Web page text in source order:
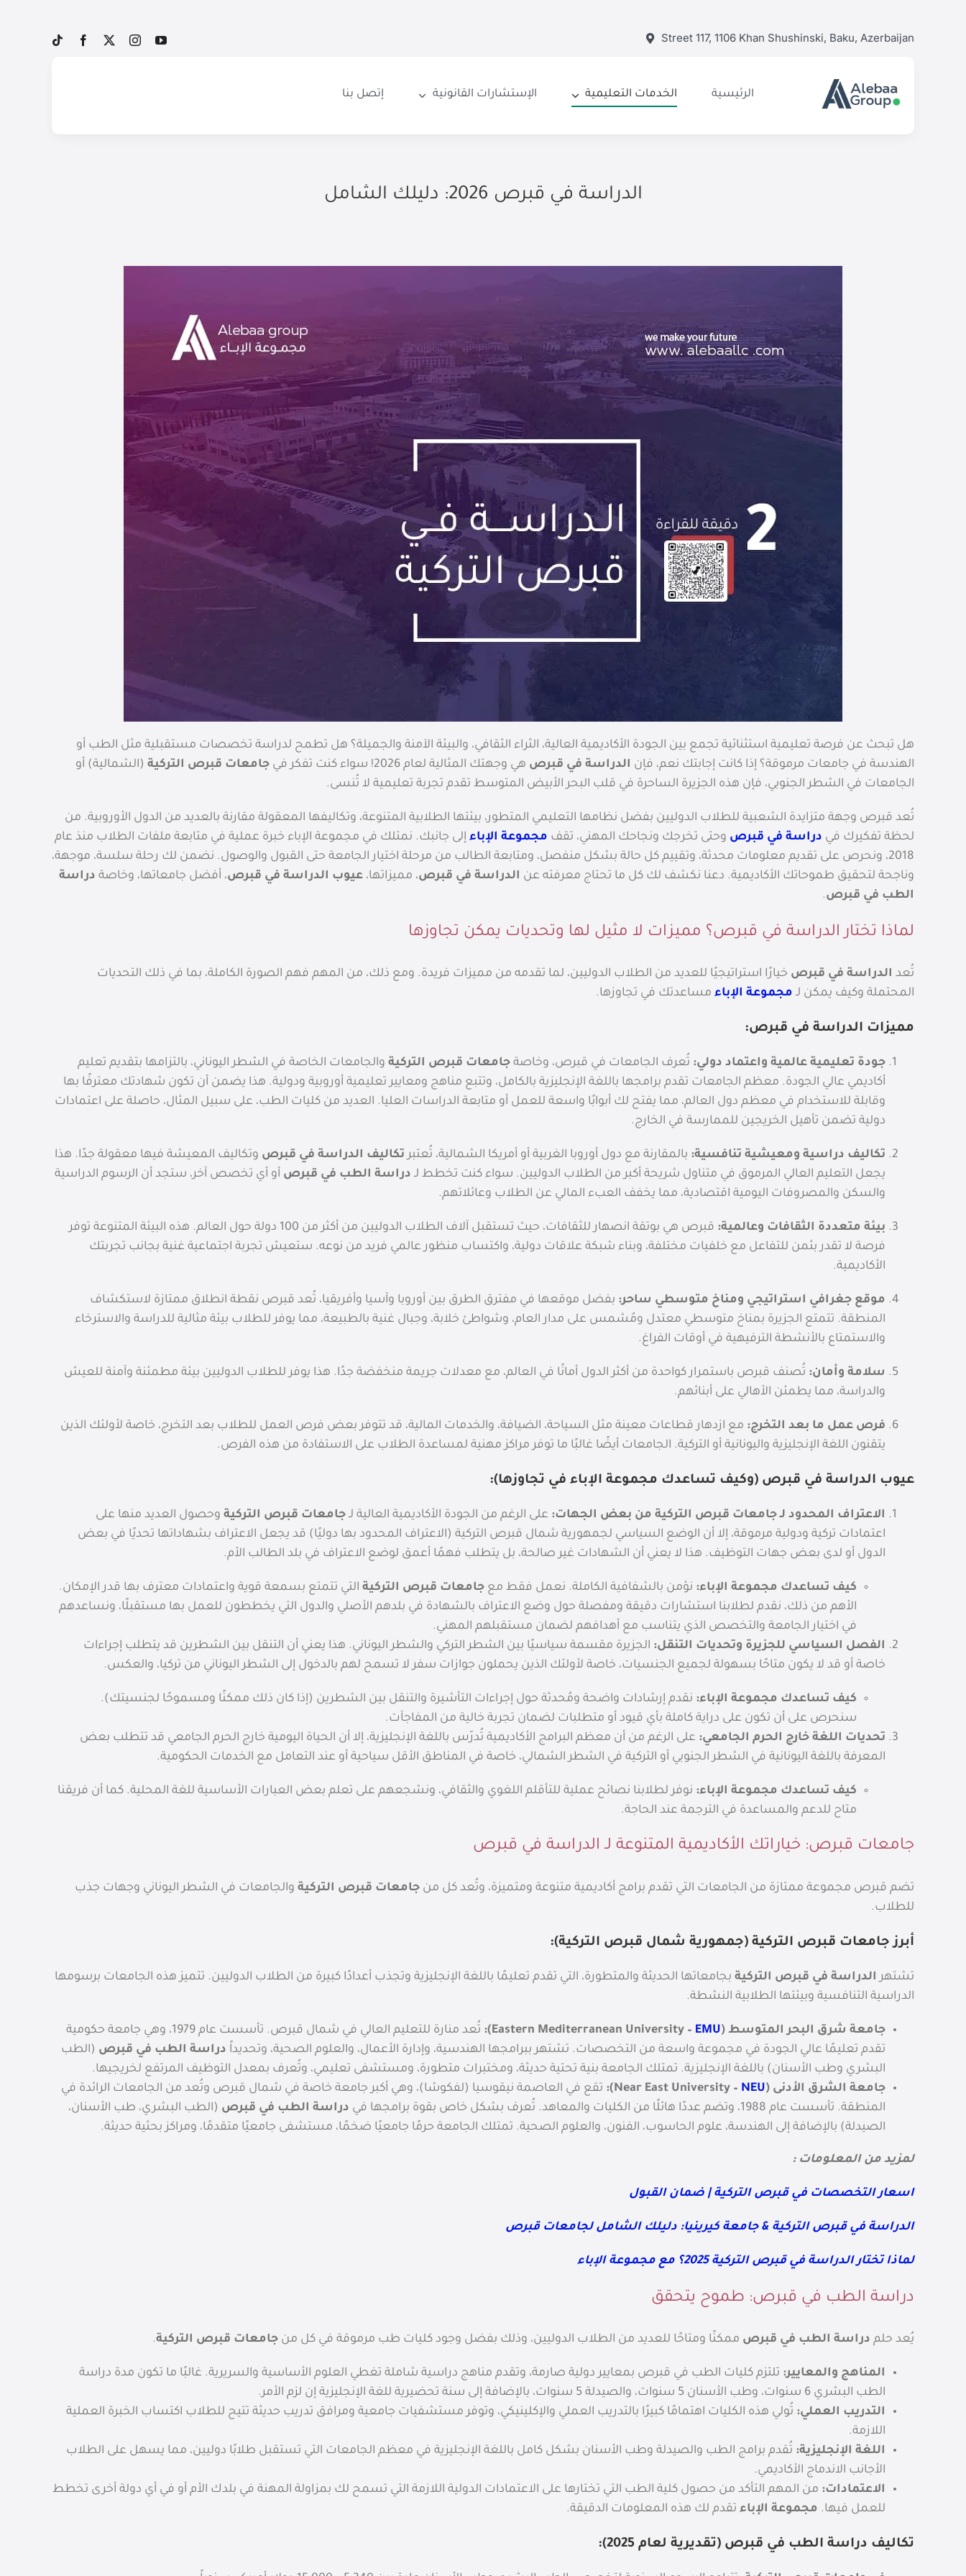
Street 117, 1106 Khan Shushinski, Baku, Azerbaijan
الرئيسية الخدمات التعليمية الإستشارات القانونية إتصل بنا
الدراسة في قبرص 2026: دليلك الشامل
هل تبحث عن فرصة تعليمية استثنائية تجمع بين الجودة الأكاديمية العالية، الثراء الثقافي، والبيئة الآمنة والجميلة؟ هل تطمح لدراسة تخصصات مستقبلية مثل الطب أو
الهندسة في جامعات مرموقة؟ إذا كانت إجابتك نعم، فإن الدراسة في قبرص هي وجهتك المثالية لعام 2026! سواء كنت تفكر في جامعات قبرص التركية (الشمالية) أو
الجامعات في الشطر الجنوبي، فإن هذه الجزيرة الساحرة في قلب البحر الأبيض المتوسط تقدم تجربة تعليمية لا تُنسى.
تُعد قبرص وجهة متزايدة الشعبية للطلاب الدوليين بفضل نظامها التعليمي المتطور، بيئتها الطلابية المتنوعة، وتكاليفها المعقولة مقارنة بالعديد من الدول الأوروبية. من
لحظة تفكيرك في دراسة في قبرص وحتى تخرجك ونجاحك المهني، تقف مجموعة الإباء إلى جانبك. نمتلك في مجموعة الإباء خبرة عملية في متابعة ملفات الطلاب منذ عام
2018، ونحرص على تقديم معلومات محدثة، وتقييم كل حالة بشكل منفصل، ومتابعة الطالب من مرحلة اختيار الجامعة حتى القبول والوصول. نضمن لك رحلة سلسة، موجهة،
وناجحة لتحقيق طموحاتك الأكاديمية. دعنا نكشف لك كل ما تحتاج معرفته عن الدراسة في قبرص، مميزاتها، عيوب الدراسة في قبرص، أفضل جامعاتها، وخاصة دراسة
الطب في قبرص.
لماذا تختار الدراسة في قبرص؟ مميزات لا مثيل لها وتحديات يمكن تجاوزها
تُعد الدراسة في قبرص خيارًا استراتيجيًا للعديد من الطلاب الدوليين، لما تقدمه من مميزات فريدة. ومع ذلك، من المهم فهم الصورة الكاملة، بما في ذلك التحديات
المحتملة وكيف يمكن لـ مجموعة الإباء مساعدتك في تجاوزها.
مميزات الدراسة في قبرص:
جودة تعليمية عالمية واعتماد دولي: تُعرف الجامعات في قبرص، وخاصة جامعات قبرص التركية والجامعات الخاصة في الشطر اليوناني، بالتزامها بتقديم تعليم
أكاديمي عالي الجودة. معظم الجامعات تقدم برامجها باللغة الإنجليزية بالكامل، وتتبع مناهج ومعايير تعليمية أوروبية ودولية. هذا يضمن أن تكون شهادتك معترفًا بها
وقابلة للاستخدام في معظم دول العالم، مما يفتح لك أبوابًا واسعة للعمل أو متابعة الدراسات العليا. العديد من كليات الطب، على سبيل المثال، حاصلة على اعتمادات
دولية تضمن تأهيل الخريجين للممارسة في الخارج.
تكاليف دراسية ومعيشية تنافسية: بالمقارنة مع دول أوروبا الغربية أو أمريكا الشمالية، تُعتبر تكاليف الدراسة في قبرص وتكاليف المعيشة فيها معقولة جدًا. هذا
يجعل التعليم العالي المرموق في متناول شريحة أكبر من الطلاب الدوليين. سواء كنت تخطط لـ دراسة الطب في قبرص أو أي تخصص آخر، ستجد أن الرسوم الدراسية
والسكن والمصروفات اليومية اقتصادية، مما يخفف العبء المالي عن الطلاب وعائلاتهم.
بيئة متعددة الثقافات وعالمية:
قبرص هي بوتقة انصهار للثقافات، حيث تستقبل آلاف الطلاب الدوليين من أكثر من 100 دولة حول العالم. هذه البيئة المتنوعة توفر
فرصة لا تقدر بثمن للتفاعل مع خلفيات مختلفة، وبناء شبكة علاقات دولية، واكتساب منظور عالمي فريد من نوعه. ستعيش تجربة اجتماعية غنية بجانب تجربتك
الأكاديمية.
موقع جغرافي استراتيجي ومناخ متوسطي ساحر: بفضل موقعها في مفترق الطرق بين أوروبا وآسيا وأفريقيا، تُعد قبرص نقطة انطلاق ممتازة لاستكشاف
المنطقة. تتمتع الجزيرة بمناخ متوسطي معتدل ومُشمس على مدار العام، وشواطئ خلابة، وجبال غنية بالطبيعة، مما يوفر للطلاب بيئة مثالية للدراسة والاسترخاء
والاستمتاع بالأنشطة الترفيهية في أوقات الفراغ.
سلامة وأمان: تُصنف قبرص باستمرار كواحدة من أكثر الدول أمانًا في العالم، مع معدلات جريمة منخفضة جدًا. هذا يوفر للطلاب الدوليين بيئة مطمئنة وآمنة للعيش
والدراسة، مما يطمئن الأهالي على أبنائهم.
فرص عمل ما بعد التخرج: مع ازدهار قطاعات معينة مثل السياحة، الضيافة، والخدمات المالية، قد تتوفر بعض فرص العمل للطلاب بعد التخرج، خاصة لأولئك الذين
يتقنون اللغة الإنجليزية واليونانية أو التركية. الجامعات أيضًا غالبًا ما توفر مراكز مهنية لمساعدة الطلاب على الاستفادة من هذه الفرص.
عيوب الدراسة في قبرص (وكيف تساعدك مجموعة الإباء في تجاوزها):
الاعتراف المحدود لـ جامعات قبرص التركية من بعض الجهات: على الرغم من الجودة الأكاديمية العالية لـجامعات قبرص التركية وحصول العديد منها على
اعتمادات تركية ودولية مرموقة، إلا أن الوضع السياسي لجمهورية شمال قبرص التركية (الاعتراف المحدود بها دوليًا) قد يجعل الاعتراف بشهاداتها تحديًا في بعض
الدول أو لدى بعض جهات التوظيف. هذا لا يعني أن الشهادات غير صالحة، بل يتطلب فهمًا أعمق لوضع الاعتراف في بلد الطالب الأم.
كيف تساعدك مجموعة الإباء: نؤمن بالشفافية الكاملة. نعمل فقط مع جامعات قبرص التركية التي تتمتع بسمعة قوية واعتمادات معترف بها قدر الإمكان.
الأهم من ذلك، نقدم لطلابنا استشارات دقيقة ومفصلة حول وضع الاعتراف بالشهادة في بلدهم الأصلي والدول التي يخططون للعمل بها مستقبلًا، ونساعدهم
في اختيار الجامعة والتخصص الذي يتناسب مع أهدافهم لضمان مستقبلهم المهني.
الفصل السياسي للجزيرة وتحديات التنقل: الجزيرة مقسمة سياسيًا بين الشطر التركي والشطر اليوناني. هذا يعني أن التنقل بين الشطرين قد يتطلب إجراءات
خاصة أو قد لا يكون متاحًا بسهولة لجميع الجنسيات، خاصة لأولئك الذين يحملون جوازات سفر لا تسمح لهم بالدخول إلى الشطر اليوناني من تركيا، والعكس.
كيف تساعدك مجموعة الإباء: نقدم إرشادات واضحة ومُحدثة حول إجراءات التأشيرة والتنقل بين الشطرين (إذا كان ذلك ممكنًا ومسموحًا لجنسيتك).
سنحرص على أن تكون على دراية كاملة بأي قيود أو متطلبات لضمان تجربة خالية من المفاجآت.
تحديات اللغة خارج الحرم الجامعي: على الرغم من أن معظم البرامج الأكاديمية تُدرّس باللغة الإنجليزية، إلا أن الحياة اليومية خارج الحرم الجامعي قد تتطلب بعض
المعرفة باللغة اليونانية في الشطر الجنوبي أو التركية في الشطر الشمالي، خاصة في المناطق الأقل سياحية أو عند التعامل مع الخدمات الحكومية.
كيف تساعدك مجموعة الإباء: نوفر لطلابنا نصائح عملية للتأقلم اللغوي والثقافي، ونشجعهم على تعلم بعض العبارات الأساسية للغة المحلية. كما أن فريقنا
متاح للدعم والمساعدة في الترجمة عند الحاجة.
جامعات قبرص: خياراتك الأكاديمية المتنوعة لـ الدراسة في قبرص
تضم قبرص مجموعة ممتازة من الجامعات التي تقدم برامج أكاديمية متنوعة ومتميزة، وتُعد كل من جامعات قبرص التركية والجامعات في الشطر اليوناني وجهات جذب
للطلاب.
أبرز جامعات قبرص التركية (جمهورية شمال قبرص التركية):
تشتهر الدراسة في قبرص التركية بجامعاتها الحديثة والمتطورة، التي تقدم تعليمًا باللغة الإنجليزية وتجذب أعدادًا كبيرة من الطلاب الدوليين. تتميز هذه الجامعات برسومها
الدراسية التنافسية وبيئتها الطلابية النشطة.
جامعة شرق البحر المتوسط (Eastern Mediterranean University –EMU
):
تُعد منارة للتعليم العالي في شمال قبرص. تأسست عام 1979، وهي جامعة حكومية
تقدم تعليمًا عالي الجودة في مجموعة واسعة من التخصصات. تشتهر ببرامجها الهندسية، وإدارة الأعمال، والعلوم الصحية، وتحديداً دراسة الطب في قبرص (الطب
البشري وطب الأسنان) باللغة الإنجليزية. تمتلك الجامعة بنية تحتية حديثة، ومختبرات متطورة، ومستشفى تعليمي، وتُعرف بمعدل التوظيف المرتفع لخريجيها.
جامعة الشرق الأدنى (Near East University –NEU
): تقع في العاصمة نيقوسيا (لفكوشا)، وهي أكبر جامعة خاصة في شمال قبرص وتُعد من الجامعات الرائدة في
المنطقة. تأسست عام 1988، وتضم عددًا هائلًا من الكليات والمعاهد. تُعرف بشكل خاص بقوة برامجها في
دراسة الطب في قبرص (الطب البشري، طب الأسنان،
الصيدلة) بالإضافة إلى الهندسة، علوم الحاسوب، الفنون، والعلوم الصحية. تمتلك الجامعة حرمًا جامعيًا ضخمًا، مستشفى جامعيًا متقدمًا، ومراكز بحثية حديثة.
لمزيد من المعلومات :
اسعار التخصصات في قبرص التركية | ضمان القبول
الدراسة في قبرص التركية & جامعة كيرينيا: دليلك الشامل لجامعات قبرص
لماذا تختار الدراسة في قبرص التركية 2025؟ مع مجموعة الإباء
دراسة الطب في قبرص: طموح يتحقق
يُعد حلم دراسة الطب في قبرص ممكنًا ومتاحًا للعديد من الطلاب الدوليين، وذلك بفضل وجود كليات طب مرموقة في كل من جامعات قبرص التركية.
المناهج والمعايير: تلتزم كليات الطب في قبرص بمعايير دولية صارمة، وتقدم مناهج دراسية شاملة تغطي العلوم الأساسية والسريرية. غالبًا ما تكون مدة دراسة
الطب البشري 6 سنوات، وطب الأسنان 5 سنوات، والصيدلة 5 سنوات، بالإضافة إلى سنة تحضيرية للغة الإنجليزية إن لزم الأمر.
التدريب العملي: تُولي هذه الكليات اهتمامًا كبيرًا بالتدريب العملي والإكلينيكي، وتوفر مستشفيات جامعية ومرافق تدريب حديثة تتيح للطلاب اكتساب الخبرة العملية
اللازمة.
اللغة الإنجليزية: تُقدم برامج الطب والصيدلة وطب الأسنان بشكل كامل باللغة الإنجليزية في معظم الجامعات التي تستقبل طلابًا دوليين، مما يسهل على الطلاب
الأجانب الاندماج الأكاديمي.
الاعتمادات: من المهم التأكد من حصول كلية الطب التي تختارها على الاعتمادات الدولية اللازمة التي تسمح لك بمزاولة المهنة في بلدك الأم أو في أي دولة أخرى تخطط
للعمل فيها. مجموعة الإباء تقدم لك هذه المعلومات الدقيقة.
تكاليف دراسة الطب في قبرص (تقديرية لعام 2025):